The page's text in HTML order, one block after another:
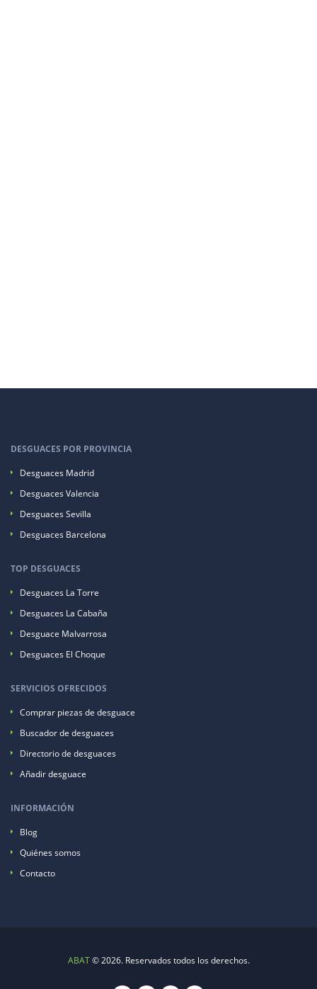
DESGUACES POR PROVINCIA
Desguaces Madrid
Desguaces Valencia
Desguaces Sevilla
Desguaces Barcelona
TOP DESGUACES
Desguaces La Torre
Desguaces La Cabaña
Desguace Malvarrosa
Desguaces El Choque
SERVICIOS OFRECIDOS
Comprar piezas de desguace
Buscador de desguaces
Directorio de desguaces
Añadir desguace
INFORMACIÓN
Blog
Quiénes somos
Contacto
ABAT© 2026. Reservados todos los derechos.